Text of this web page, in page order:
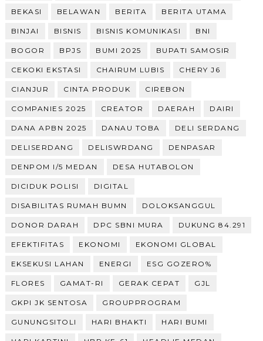
BEKASI BELAWAN BERITA BERITA UTAMA
BINJAI BISNIS BISNIS KOMUNIKASI BNI
BOGOR BPJS BUMI 2025 BUPATI SAMOSIR
CEKOKI EKSTASI CHAIRUM LUBIS CHERY J6
CIANJUR CINTA PRODUK CIREBON
COMPANIES 2025 CREATOR DAERAH DAIRI
DANA APBN 2025 DANAU TOBA DELI SERDANG
DELISERDANG DELISWRDANG DENPASAR
DENPOM I/5 MEDAN DESA HUTABOLON
DICIDUK POLISI DIGITAL
DISABILITAS RUMAH BUMN DOLOKSANGGUL
DONOR DARAH DPC SBNI MURA DUKUNG 84.291
EFEKTIFITAS EKONOMI EKONOMI GLOBAL
EKSEKUSI LAHAN ENERGI ESG GOZERO%
FLORES GAMAT-RI GERAK CEPAT GJL
GKPI JK SENTOSA GROUPPROGRAM
GUNUNGSITOLI HARI BHAKTI HARI BUMI